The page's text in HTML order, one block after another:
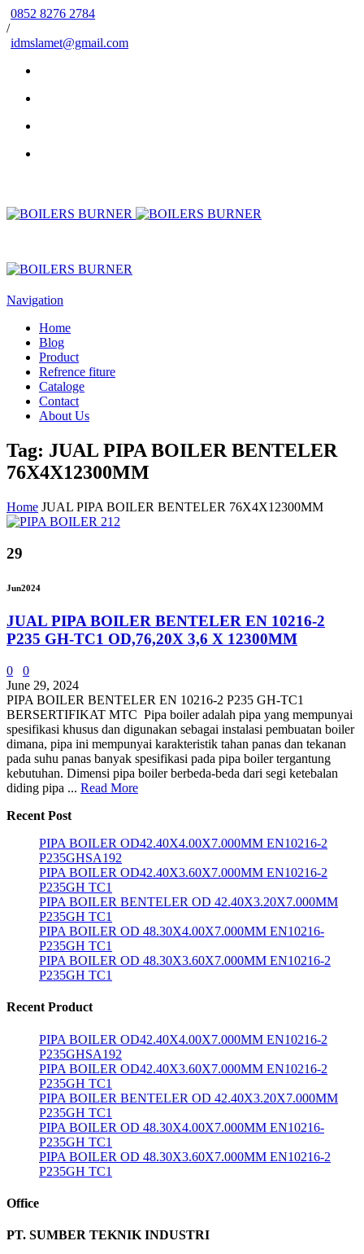
0852 8276 2784
/
idmslamet@gmail.com
Navigation
Home
Blog
Product
Refrence fiture
Cataloge
Contact
About Us
Tag: JUAL PIPA BOILER BENTELER
76X4X12300MM
Home JUAL PIPA BOILER BENTELER 76X4X12300MM
29
Jun2024
JUAL PIPA BOILER BENTELER EN 10216-2
P235 GH-TC1 OD,76,20X 3,6 X 12300MM
0
0
June 29, 2024
PIPA BOILER BENTELER EN 10216-2 P235 GH-TC1
BERSERTIFIKAT MTC Pipa boiler adalah pipa yang mempunyai
spesifikasi khusus dan digunakan sebagai instalasi pembuatan boiler
dimana, pipa ini mempunyai karakteristik tahan panas dan tekanan
pada suhu panas banyak spesifikasi pada pipa boiler tergantung
kebutuhan. Dimensi pipa boiler berbeda-beda dari segi ketebalan
diding pipa ... Read More
Recent Post
PIPA BOILER OD42.40X4.00X7.000MM EN10216-2
P235GHSA192
PIPA BOILER OD42.40X3.60X7.000MM EN10216-2
P235GH TC1
PIPA BOILER BENTELER OD 42.40X3.20X7.000MM
P235GH TC1
PIPA BOILER OD 48.30X4.00X7.000MM EN10216-
P235GH TC1
PIPA BOILER OD 48.30X3.60X7.000MM EN10216-2
P235GH TC1
Recent Product
PIPA BOILER OD42.40X4.00X7.000MM EN10216-2
P235GHSA192
PIPA BOILER OD42.40X3.60X7.000MM EN10216-2
P235GH TC1
PIPA BOILER BENTELER OD 42.40X3.20X7.000MM
P235GH TC1
PIPA BOILER OD 48.30X4.00X7.000MM EN10216-
P235GH TC1
PIPA BOILER OD 48.30X3.60X7.000MM EN10216-2
P235GH TC1
Office
PT. SUMBER TEKNIK INDUSTRI